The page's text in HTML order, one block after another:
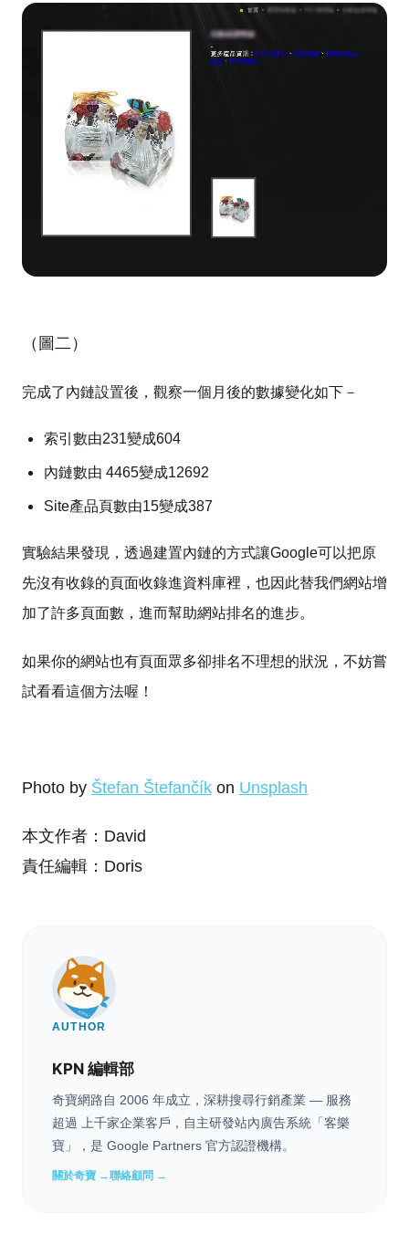
（圖二）
完成了內鏈設置後，觀察一個月後的數據變化如下－
索引數由231變成604
內鏈數由 4465變成12692
Site產品頁數由15變成387
實驗結果發現，透過建置內鏈的方式讓Google可以把原
先沒有收錄的頁面收錄進資料庫裡，也因此替我們網站增
加了許多頁面數，進而幫助網站排名的進步。
如果你的網站也有頁面眾多卻排名不理想的狀況，不妨嘗
試看看這個方法喔！
Photo by Štefan Štefančík on Unsplash
本文作者：David
責任編輯：Doris
AUTHOR
KPN 編輯部
奇寶網路自 2006 年成立，深耕搜尋行銷產業 — 服務
超過 上千家企業客戶，自主研發站內廣告系統「客樂
寶」，是 Google Partners 官方認證機構。
關於奇寶 →聯絡顧問 →